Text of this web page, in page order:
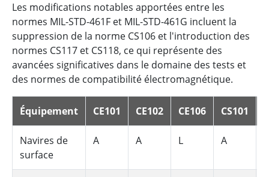
Les modifications notables apportées entre les
normes MIL-STD-461F et MIL-STD-461G incluent la
suppression de la norme CS106 et l'introduction des
normes CS117 et CS118, ce qui représente des
avancées significatives dans le domaine des tests et
des normes de compatibilité électromagnétique.
Équipement CE101 CE102 CE106 CS101
Navires de
surface
A A L A